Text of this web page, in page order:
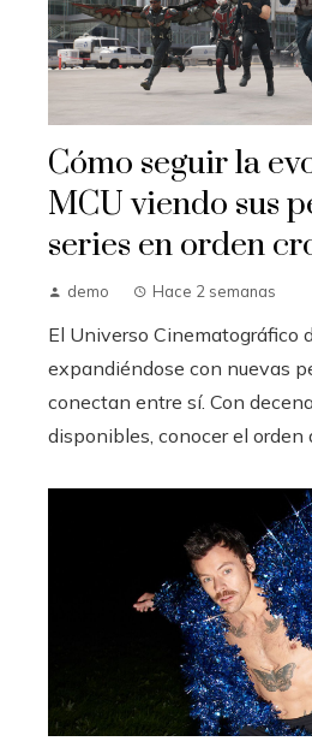
Cómo seguir la
MCU viendo sus
series en orden
demo Hace 2 semanas
El Universo Cinematográfico
expandiéndose con nuevas
conectan entre sí. Con
disponibles, conocer el orden